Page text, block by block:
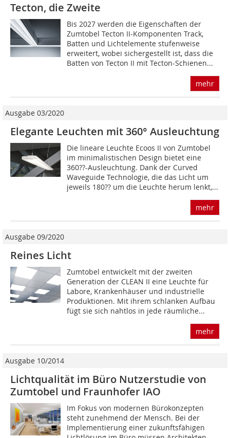
Tecton, die Zweite
Bis 2027 werden die Eigenschaften der
Zumtobel Tecton II-Komponenten Track,
Batten und Lichtelemente stufenweise
erweitert, wobei sichergestellt ist, dass die
Batten von Tecton II mit Tecton-Schienen...
mehr
Ausgabe 03/2020
Elegante Leuchten mit 360° Ausleuchtung
Die lineare Leuchte Ecoos II von Zumtobel
im minimalistischen Design bietet eine
360??-Ausleuchtung. Dank der Curved
Waveguide Technologie, die das Licht um
jeweils 180?? um die Leuchte herum lenkt,...
mehr
Ausgabe 09/2020
Reines Licht
Zumtobel entwickelt mit der zweiten
Generation der CLEAN II eine Leuchte für
Labore, Krankenhäuser und industrielle
Produktionen. Mit ihrem schlanken Aufbau
fügt sie sich nahtlos in jede räumliche...
mehr
Ausgabe 10/2014
Lichtqualität im Büro Nutzerstudie von
Zumtobel und Fraunhofer IAO
Im Fokus von modernen Bürokonzepten
steht zunehmend der Mensch. Bei der
Implementierung einer zukunftsfähigen